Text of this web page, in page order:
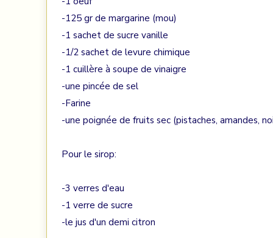
-125 gr de margarine (mou)
-1 sachet de sucre vanille
-1/2 sachet de levure chimique
-1 cuillère à soupe de vinaigre
-une pincée de sel
-Farine
-une poignée de fruits sec (pistaches, amandes,
Pour le sirop:
-3 verres d'eau
-1 verre de sucre
-le jus d'un demi citron